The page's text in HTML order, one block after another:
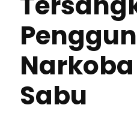
Sabu